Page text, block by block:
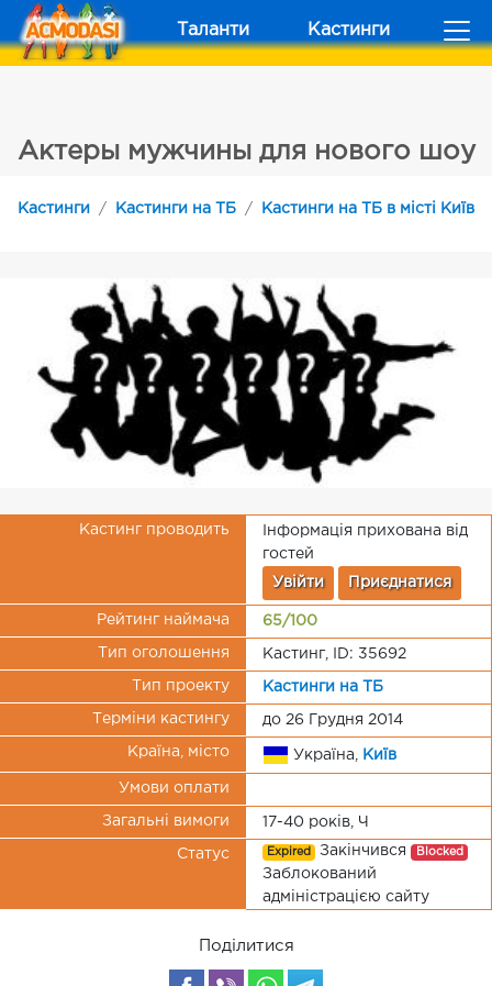
Таланти Кастинги
Актеры мужчины для нового шоу
Кастинги Кастинги на ТБ Кастинги на ТБ в місті Київ
Кастинг проводить
Інформація прихована від
гостей
Увійти Приєднатися
Рейтинг наймача 65/100
Тип оголошення Кастинг, ID: 35692
Тип проекту Кастинги на ТБ
Терміни кастингу до 26 Грудня 2014
Країна, місто Україна, Київ
Умови оплати
Загальні вимоги 17-40 років, Ч
Статус Expired Закінчився Blocked
Заблокований
адміністрацією сайту
Поділитися